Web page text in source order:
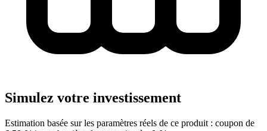
Simulez votre investissement
Estimation basée sur les paramètres réels de ce produit : coupon de